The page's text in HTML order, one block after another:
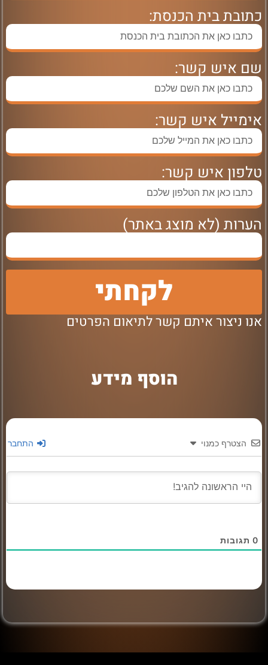
כתובת בית הכנסת:
שם איש קשר:
אימייל איש קשר:
טלפון איש קשר:
הערות (לא מוצג באתר)
לקחתי
אנו ניצור איתם קשר לתיאום הפרטים
הוסף מידע
הצטרף כמנוי התחבר
0 תגובות